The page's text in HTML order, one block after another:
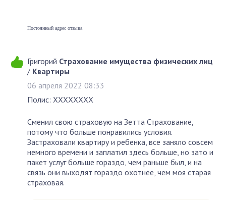
Постоянный адрес отзыва
Григорий Страхование имущества физических лиц
/ Квартиры
06 апреля 2022 08:33
Полис: XXXXXXXX
Сменил свою страховую на Зетта Страхование,
потому что больше понравились условия.
Застраховали квартиру и ребенка, все заняло совсем
немного времени и заплатил здесь больше, но зато и
пакет услуг больше гораздо, чем раньше был, и на
связь они выходят гораздо охотнее, чем моя старая
страховая.